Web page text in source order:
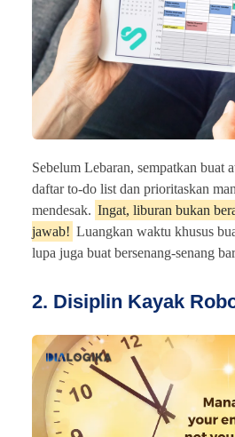
Sebelum Lebaran, sempatkan buat
daftar to-do list dan prioritaskan
mendesak. Ingat, liburan bukan
jawab! Luangkan waktu khusus
lupa juga buat bersenang-senang
2. Disiplin Kayak